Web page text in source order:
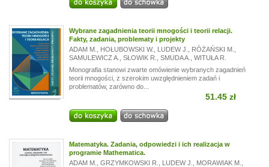
Wybrane zagadnienia teorii mnogości i teorii relacji.
Fakty, zadania, problematy i projekty
ADAM M.
HOŁUBOWSKI W. LUDEW J. RÓŻAŃSKI M.
SAMULEWICZ A.
SŁOWIK R. SMUDA A.
WITUŁA R.
Monografia stanowi zwarte omówienie wybranych zagadnień
teorii mnogości, z szerokim uwzględnieniem zadań i
problematów, zarówno do...
51.45 zł
Matematyka. Zadania, odpowiedzi i ich realizacja w
programie Mathematica.
ADAM M.
GRZYMKOWSKI R. LUDEW J. MORAWIAK M.